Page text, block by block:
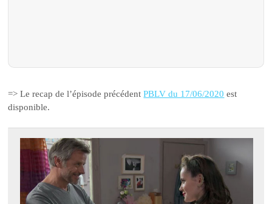
=> Le recap de l’épisode précédentPBLV du 17/06/2020 est
disponible.